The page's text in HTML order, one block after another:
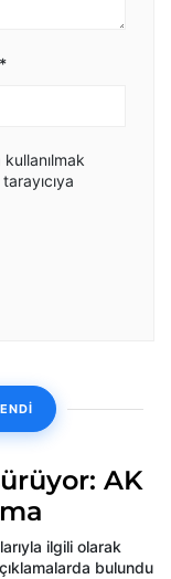
*
AK
ilgili olarak
bulundu